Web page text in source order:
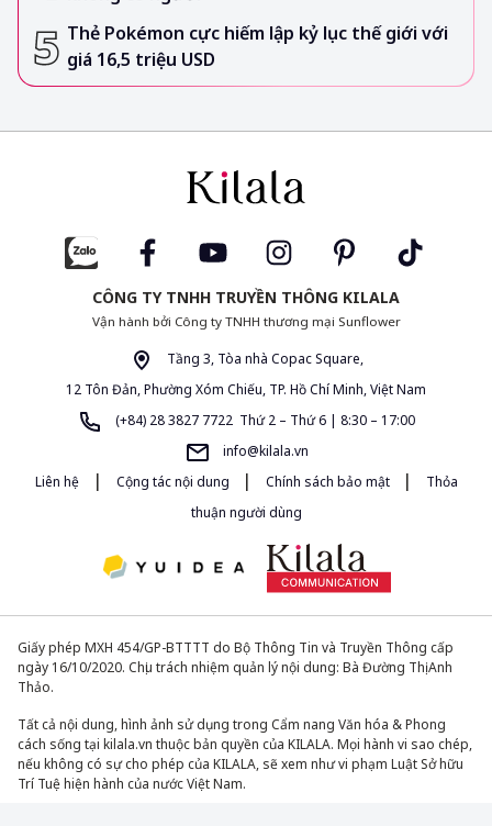
Thẻ Pokémon cực hiếm lập kỷ lục thế giới với
giá 16,5 triệu USD
CÔNG TY TNHH TRUYỀN THÔNG KILALA
Vận hành bởi Công ty TNHH thương mại Sunflower
Tầng 3, Tòa nhà Copac Square,
12 Tôn Đản, Phường Xóm Chiếu, TP. Hồ Chí Minh, Việt Nam
(+84) 28 3827 7722 Thứ 2 – Thứ 6 | 8:30 – 17:00
info@kilala.vn
Liên hệ
| Cộng tác nội dung | Chính sách bảo mật |
Thỏa
thuận người dùng
Giấy phép MXH 454/GP-BTTTT do Bộ Thông Tin và Truyền Thông cấp
ngày 16/10/2020. Chịu trách nhiệm quản lý nội dung: Bà Đường Thị Anh
Thảo.
Tất cả nội dung, hình ảnh sử dụng trong Cẩm nang Văn hóa & Phong
cách sống tại kilala.vn thuộc bản quyền của KILALA. Mọi hành vi sao chép,
nếu không có sự cho phép của KILALA, sẽ xem như vi phạm Luật Sở hữu
Trí Tuệ hiện hành của nước Việt Nam.